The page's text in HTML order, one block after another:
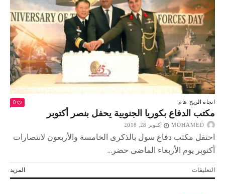
اتجاه الريح هام 0
مكتب الدفاع بكوريا الجنوبية يحفل بنصر أكتوبر
MOHAMED أكتوبر 28, 2018
احتفل مكتب دفاع سول بالذكرى الخامسة والأربعون لانتصارات
أكتوبر يوم الأربعاء الماضى حضر...
المزيد التعليقاتعلى
مكتب